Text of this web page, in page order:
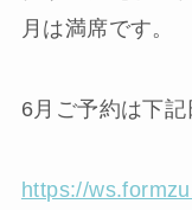
月は満席です。
6月ご予約は下
https://